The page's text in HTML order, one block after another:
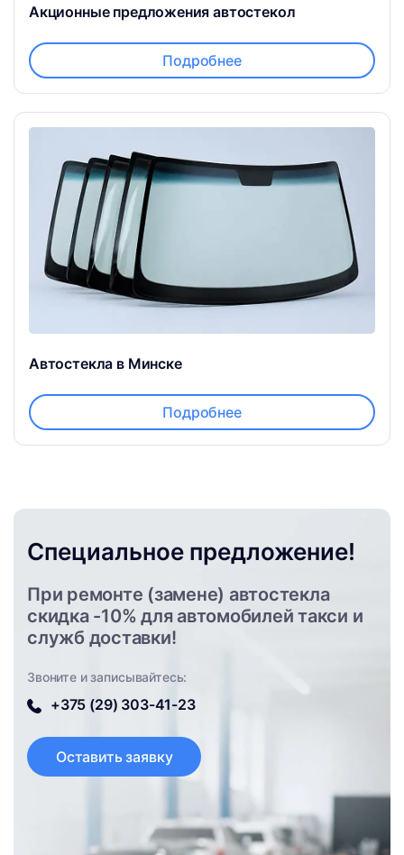
Акционные предложения автостекол
Подробнее
Автостекла в Минске
Подробнее
Специальное предложение!
При ремонте (замене) автостекла
скидка -10% для автомобилей такси и
служб доставки!
Звоните и записывайтесь:
+375 (29) 303-41-23
Оставить заявку